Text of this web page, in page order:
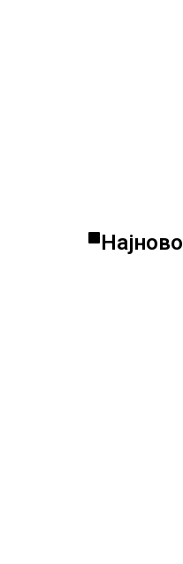
Најново